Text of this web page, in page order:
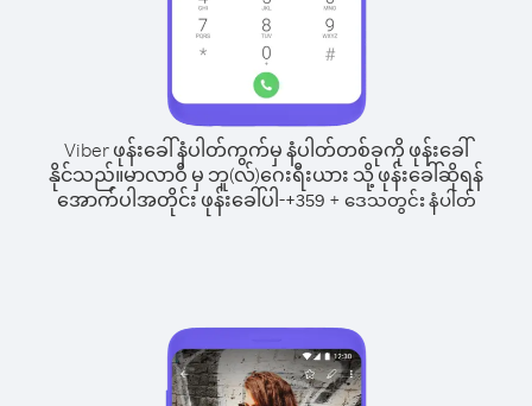
Viber ဖုန်းခေါ်နံပါတ်ကွက်မှ နံပါတ်တစ်ခုကို ဖုန်းခေါ်
နိုင်သည်။မာလာဝီ မှ ဘူ(လ်)ဂေးရီးယား သို့ ဖုန်းခေါ်ဆိုရန်
အောက်ပါအတိုင်း ဖုန်းခေါ်ပါ-+359 + ဒေသတွင်း နံပါတ်